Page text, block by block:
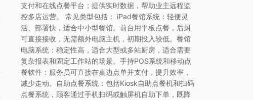
支付和在线点餐平台；提供实时数据，帮助业主远程监
控多店运营。 常见类型包括： iPad餐馆系统：轻便灵
活、部署快，适合中小型餐馆。前台用平板点餐，后厨
可直接接收，无需额外电脑主机，初期投入较低。餐馆
电脑系统：稳定性高，适合大型或多站厨房，适合需要
复杂报表和固定工作站的场景。手持POS系统和移动点
餐软件：服务员可直接在桌边点单并支付，提升效率，
减少走动。自助点餐系统：包括Kiosk自助点餐机和扫码
点餐系统，顾客通过手机扫码或触屏机自助下单，既降